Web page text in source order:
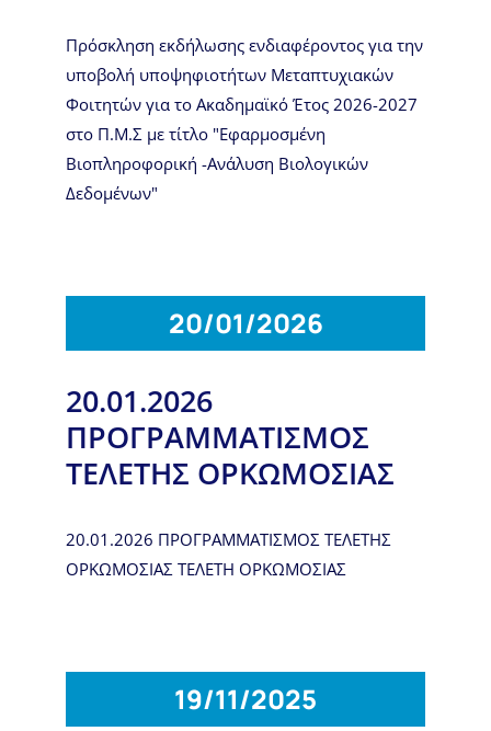
Πρόσκληση εκδήλωσης ενδιαφέροντος για την
υποβολή υποψηφιοτήτων Μεταπτυχιακών
Φοιτητών για το Ακαδημαϊκό Έτος 2026-2027
στο Π.Μ.Σ με τίτλο "Εφαρμοσμένη
Βιοπληροφορική -Ανάλυση Βιολογικών
Δεδομένων"
20/01/2026
20.01.2026
ΠΡΟΓΡΑΜΜΑΤΙΣΜΟΣ
ΤΕΛΕΤΗΣ ΟΡΚΩΜΟΣΙΑΣ
20.01.2026 ΠΡΟΓΡΑΜΜΑΤΙΣΜΟΣ ΤΕΛΕΤΗΣ
ΟΡΚΩΜΟΣΙΑΣ ΤΕΛΕΤΗ ΟΡΚΩΜΟΣΙΑΣ
19/11/2025